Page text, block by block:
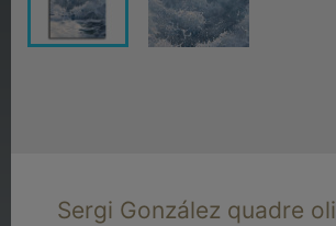
Sergi González quadre oli